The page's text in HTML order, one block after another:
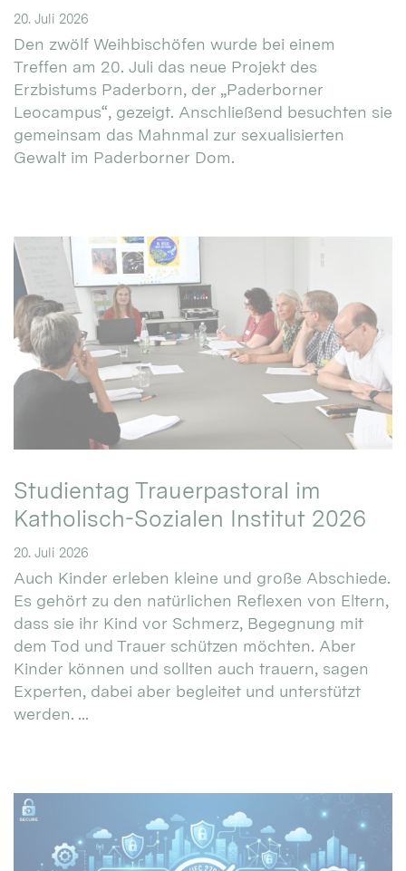
20. Juli 2026
Den zwölf Weihbischöfen wurde bei einem
Treffen am 20. Juli das neue Projekt des
Erzbistums Paderborn, der „Paderborner
Leocampus“, gezeigt. Anschließend besuchten sie
gemeinsam das Mahnmal zur sexualisierten
Gewalt im Paderborner Dom.
Studientag Trauerpastoral im
Katholisch-Sozialen Institut 2026
20. Juli 2026
Auch Kinder erleben kleine und große Abschiede.
Es gehört zu den natürlichen Reflexen von Eltern,
dass sie ihr Kind vor Schmerz, Begegnung mit
dem Tod und Trauer schützen möchten. Aber
Kinder können und sollten auch trauern, sagen
Experten, dabei aber begleitet und unterstützt
werden. ...